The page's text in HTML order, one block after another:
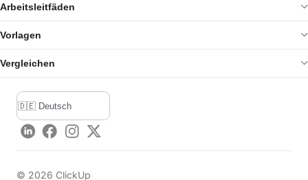
Arbeitsleitfäden
Vorlagen
Vergleichen
LinkedInFacebook
Instagram
Twitter
© 2026 ClickUp